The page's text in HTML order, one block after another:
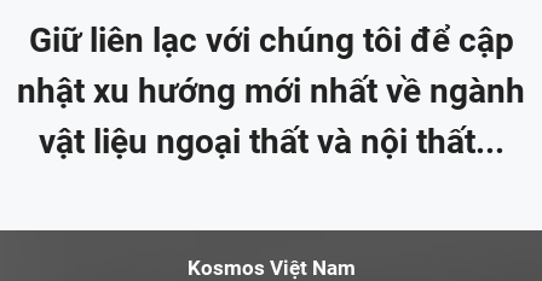
Giữ liên lạc với chúng tôi để cập
nhật xu hướng mới nhất về ngành
vật liệu ngoại thất và nội thất...
Kosmos Việt Nam